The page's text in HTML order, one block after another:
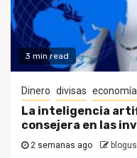
3 min read
Dinero divisas economía
La inteligencia
consejera en las
2 semanas ago